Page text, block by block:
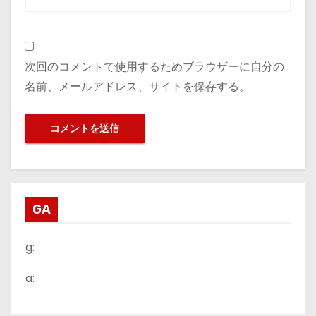
次回のコメントで使用するためブラウザーに自分の
名前、メールアドレス、サイトを保存する。
GA
g:
a: